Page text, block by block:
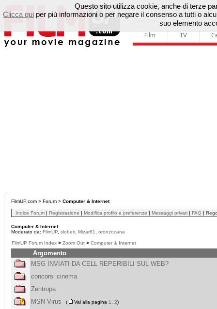
Film TV
FilmUP.com > Forum > Computer & Internet
Indice Forum | Registrazione | Modifica profilo e preferenze | Messaggi privati | FAQ |
Computer & Internet
Moderato da: FilmUP sloberi Mizar81 oronzocana
FilmUP Forum Index > Zoom Out > Computer & Internet
Argomento
MSG INVIATI DA CELL REPERIBILI SUL WEB?
concorsi cinema
Zentropa
MSN Virus
( Vai alla pagina 1 2)
Questo sito utilizza cookie, anche di terze
Clicca qui per più informazioni o per negare il consenso a tutti o
suo elemento